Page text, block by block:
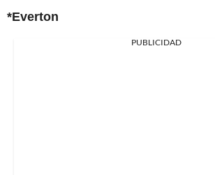
*Everton
PUBLICIDAD